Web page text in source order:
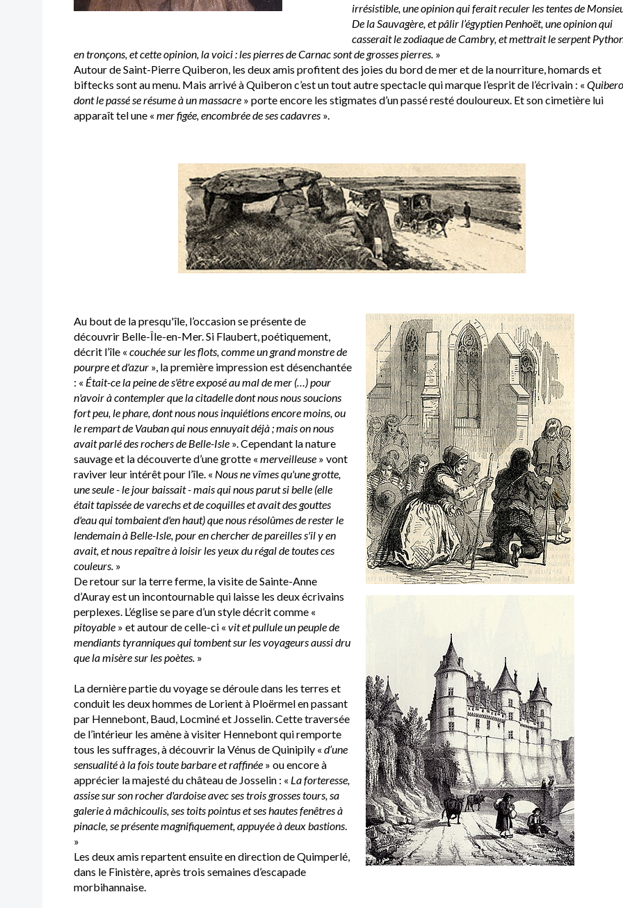
irrésistible, une opinion qui ferait reculer les tentes de
De la Sauvagère, et pâlir l’égyptien Penhoët, une opinion qui
casserait le zodiaque de Cambry, et mettrait le serpent
en tronçons, et cette opinion, la voici : les pierres de Carnac sont de grosses pierres. »
Autour de Saint-Pierre Quiberon, les deux amis profitent des joies du bord de mer et de la nourriture, homards et
biftecks sont au menu. Mais arrivé à Quiberon c’est un tout autre spectacle qui marque l’esprit de l’écrivain : «
dont le passé se résume à un massacre » porte encore les stigmates d’un passé resté douloureux. Et son cimetière lui
apparaît tel une « mer figée, encombrée de ses cadavres ».
Au bout de la presqu'île, l’occasion se présente de
découvrir Belle-Île-en-Mer. Si Flaubert, poétiquement,
décrit l’île « couchée sur les flots, comme un grand monstre de
pourpre et d'azur », la première impression est désenchantée
: « Était-ce la peine de s'être exposé au mal de mer (…) pour
n'avoir à contempler que la citadelle dont nous nous soucions
fort peu, le phare, dont nous nous inquiétions encore moins, ou
le rempart de Vauban qui nous ennuyait déjà ; mais on nous
avait parlé des rochers de Belle-Isle ». Cependant la nature
sauvage et la découverte d’une grotte « merveilleuse » vont
raviver leur intérêt pour l’île. « Nous ne vîmes qu'une grotte,
une seule - le jour baissait - mais qui nous parut si belle (elle
était tapissée de varechs et de coquilles et avait des gouttes
d'eau qui tombaient d'en haut) que nous résolûmes de rester le
lendemain à Belle-Isle, pour en chercher de pareilles s'il y en
avait, et nous repaître à loisir les yeux du régal de toutes ces
couleurs. »
De retour sur la terre ferme, la visite de Sainte-Anne
d’Auray est un incontournable qui laisse les deux écrivains
perplexes. L’église se pare d’un style décrit comme «
pitoyable » et autour de celle-ci « vit et pullule un peuple de
mendiants tyranniques qui tombent sur les voyageurs aussi dru
que la misère sur les poètes. »
La dernière partie du voyage se déroule dans les terres et
conduit les deux hommes de Lorient à Ploërmel en passant
par Hennebont, Baud, Locminé et Josselin. Cette traversée
de l’intérieur les amène à visiter Hennebont qui remporte
tous les suffrages, à découvrir la Vénus de Quinipily « d’une
sensualité à la fois toute barbare et raffinée » ou encore à
apprécier la majesté du château de Josselin : « La forteresse,
assise sur son rocher d'ardoise avec ses trois grosses tours, sa
galerie à mâchicoulis, ses toits pointus et ses hautes fenêtres à
pinacle, se présente magnifiquement, appuyée à deux bastions
»
Les deux amis repartent ensuite en direction de Quimperlé,
dans le Finistère, après trois semaines d’escapade
morbihannaise.